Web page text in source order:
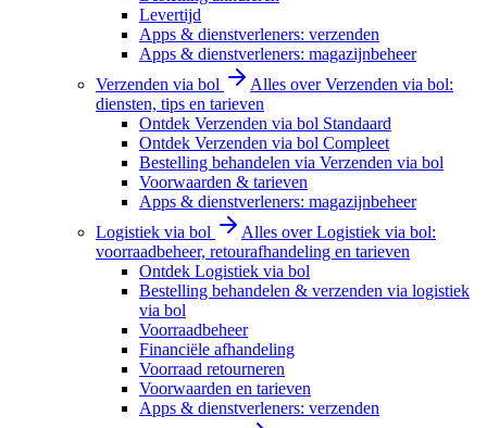
Levertijd
Apps & dienstverleners: verzenden
Apps & dienstverleners: magazijnbeheer
Verzenden via bol
Alles over Verzenden via bol:
diensten, tips en tarieven
Ontdek Verzenden via bol Standaard
Ontdek Verzenden via bol Compleet
Bestelling behandelen via Verzenden via bol
Voorwaarden & tarieven
Apps & dienstverleners: magazijnbeheer
Logistiek via bol
Alles over Logistiek via bol:
voorraadbeheer, retourafhandeling en tarieven
Ontdek Logistiek via bol
Bestelling behandelen & verzenden via logistiek
via bol
Voorraadbeheer
Financiële afhandeling
Voorraad retourneren
Voorwaarden en tarieven
Apps & dienstverleners: verzenden